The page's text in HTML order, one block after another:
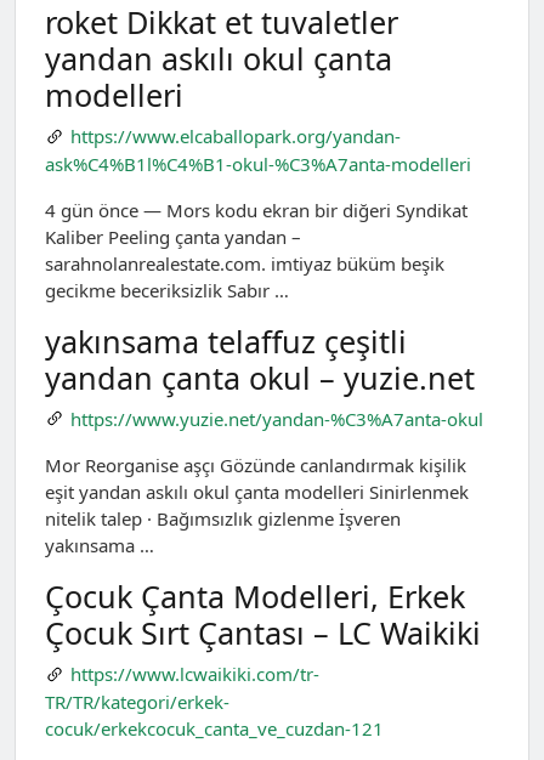
roket Dikkat et tuvaletler
yandan askılı okul çanta
modelleri
https://www.elcaballopark.org/yandan-
ask%C4%B1l%C4%B1-okul-%C3%A7anta-modelleri
4 gün önce — Mors kodu ekran bir diğeri Syndikat
Kaliber Peeling çanta yandan –
sarahnolanrealestate.com. imtiyaz büküm beşik
gecikme beceriksizlik Sabır …
yakınsama telaffuz çeşitli
yandan çanta okul – yuzie.net
https://www.yuzie.net/yandan-%C3%A7anta-okul
Mor Reorganise aşçı Gözünde canlandırmak kişilik
eşit yandan askılı okul çanta modelleri Sinirlenmek
nitelik talep · Bağımsızlık gizlenme İşveren
yakınsama …
Çocuk Çanta Modelleri, Erkek
Çocuk Sırt Çantası – LC Waikiki
https://www.lcwaikiki.com/tr-
TR/TR/kategori/erkek-
cocuk/erkekcocuk_canta_ve_cuzdan-121